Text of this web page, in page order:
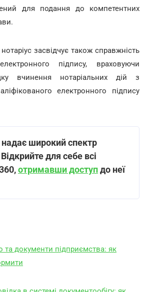
для подання до компетентних
нотаріус засвідчує також справжність
підпису, враховуючи
вчинення нотаріальних дій з
електронного підпису
широкий спектр
для себе всі
отримавши доступдо неї
документи підприємства: як